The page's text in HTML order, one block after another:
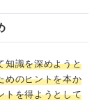
知識を深めようと
めのヒントを本か
トを得ようとして